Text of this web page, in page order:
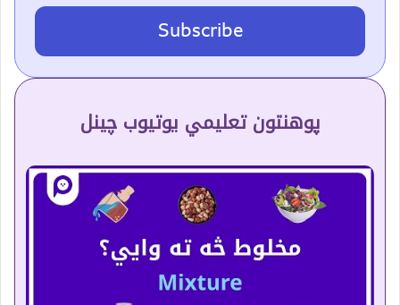
Subscribe
پوهنتون تعلیمي یوتیوب چینل